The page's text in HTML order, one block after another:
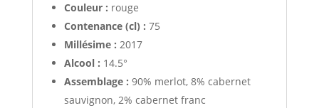
Couleur : rouge
Contenance (cl) : 75
Millésime : 2017
Alcool : 14.5°
Assemblage : 90% merlot, 8% cabernet
sauvignon, 2% cabernet franc